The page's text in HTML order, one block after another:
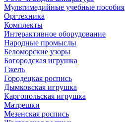
Мультимедийные учебные пособия
Оргтехника
Комплекты
Интерактивное оборудование
Народные промыслы
Беломорские узоры
Богородская игрушка
Гжель
Городецкая роспись
Дымковская игрушка
Каргопольская игрушка
Матрешки
Мезенская роспись